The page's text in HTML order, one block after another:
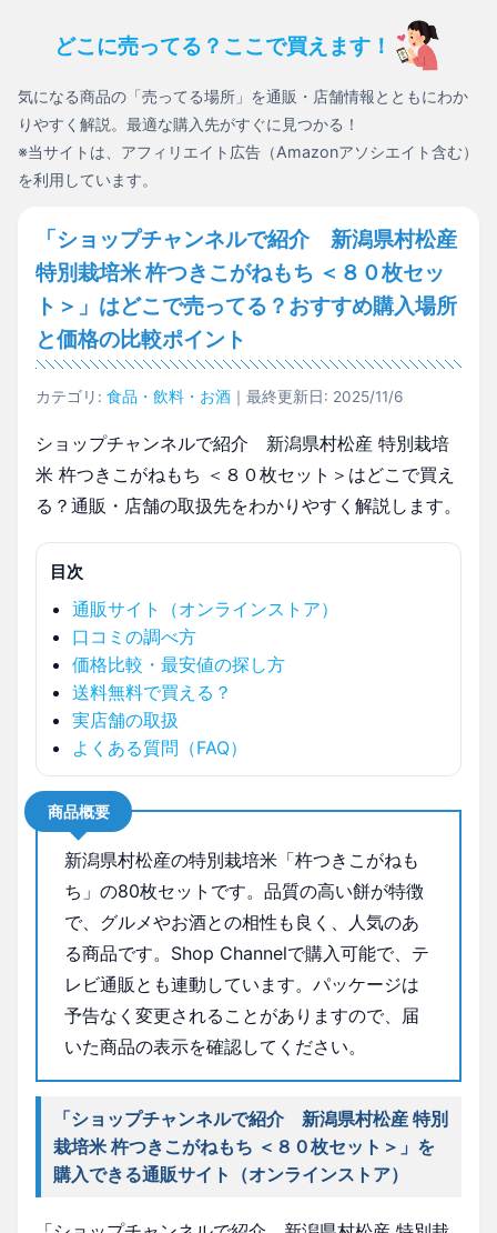
どこに売ってる？ここで買えます！
気になる商品の「売ってる場所」を通販・店舗情報とともにわか
りやすく解説。最適な購入先がすぐに見つかる！
※当サイトは、アフィリエイト広告（Amazonアソシエイト含む）
を利用しています。
「ショップチャンネルで紹介 新潟県村松産
特別栽培米 杵つきこがねもち ＜８０枚セッ
ト＞」はどこで売ってる？おすすめ購入場所
と価格の比較ポイント
カテゴリ: 食品・飲料・お酒 ｜最終更新日: 2025/11/6
ショップチャンネルで紹介 新潟県村松産 特別栽培
米 杵つきこがねもち ＜８０枚セット＞はどこで買え
る？通販・店舗の取扱先をわかりやすく解説します。
目次
通販サイト（オンラインストア）
口コミの調べ方
価格比較・最安値の探し方
送料無料で買える？
実店舗の取扱
よくある質問（FAQ）
商品概要
新潟県村松産の特別栽培米「杵つきこがねも
ち」の80枚セットです。品質の高い餅が特徴
で、グルメやお酒との相性も良く、人気のあ
る商品です。Shop Channelで購入可能で、テ
レビ通販とも連動しています。パッケージは
予告なく変更されることがありますので、届
いた商品の表示を確認してください。
「ショップチャンネルで紹介 新潟県村松産 特別
栽培米 杵つきこがねもち ＜８０枚セット＞」を
購入できる通販サイト（オンラインストア）